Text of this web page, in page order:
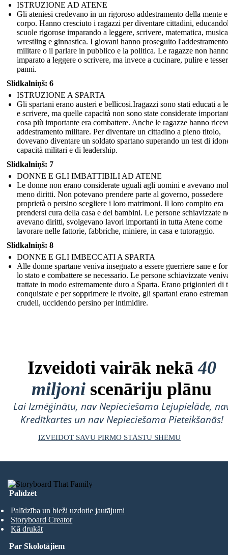
ISTRUZIONE AD ATENE
Gli ateniesi credevano in un rigoroso addestramento della mente
corpo. Hanno cresciuto i ragazzi per diventare cittadini,
scuole rigorose imparando a leggere, scrivere, matematica,
wrestling e ginnastica. I giovani hanno proseguito l'addestramento
militare o il parlare in pubblico e la politica. Le ragazze non
imparato a leggere o scrivere, ma invece a cucinare, pulire e
panni.
Slidkalniņš: 6
ISTRUZIONE A SPARTA
Gli spartani erano austeri e bellicosi.Iragazzi sono stati educati a
e scrivere, ma quelle capacità non sono state considerate
cosa più importante era combattere. Anche le ragazze hanno
addestramento militare. Per diventare un cittadino a pieno titolo,
dovevano diventare un soldato spartano superando un test di
capacità militari e di leadership.
Slidkalniņš: 7
DONNE E GLI IMBATTIBILI AD ATENE
Le donne non erano considerate uguali agli uomini e avevano
meno diritti. Non potevano prendere parte al governo, possedere
proprietà o persino scegliere i loro matrimoni. Il loro compito era
prendersi cura della casa e dei bambini. Le persone schiavizzate
avevano diritti, svolgevano lavori importanti in tutta Atene come
lavorare nelle fattorie, fabbriche, miniere, in casa e tutoraggio.
Slidkalniņš: 8
DONNE E GLI IMBECCATI A SPARTA
Alle donne spartane veniva insegnato a essere guerriere sane e
lo stato e combattere se necessario. Le persone schiavizzate
trattate in modo estremamente duro a Sparta. Erano prigionieri di
conquistate e per sopprimere le rivolte, gli spartani erano
crudeli, uccidendo persino per intimidire.
Izveidoti vairāk nekā40
miljoni scenāriju plānu
Lai Izmēģinātu, nav Nepieciešama Lejupielāde,
Kredītkartes un nav Nepieciešama Pieteikšanās!
IZVEIDOT SAVU PIRMO STĀSTU SHĒMU
Palīdzēt
Palīdzība un bieži uzdotie jautājumi
Storyboard Creator
Kā drukāt
Par Skolotājiem